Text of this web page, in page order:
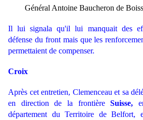
Général Antoine Baucheron de
Il lui signala qu'il lui manquait des
défense du front mais que les
permettaient de compenser.
Croix
Après cet entretien, Clemenceau et sa
en direction de la frontièreSuisse,
département du Territoire de Belfort,